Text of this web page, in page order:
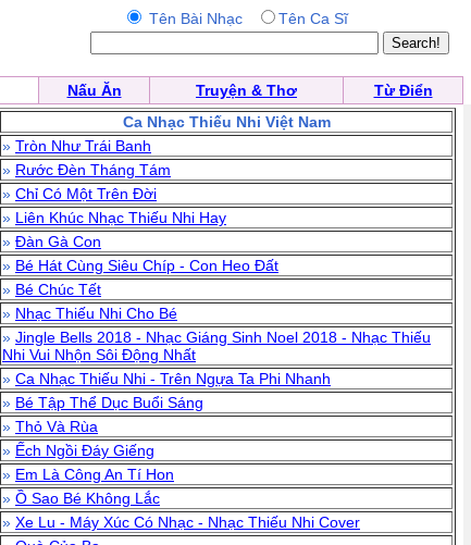
Tên Bài Nhạc Tên Ca Sĩ
Nấu Ăn Truyện & Thơ
Từ Điển
Ca Nhạc Thiếu Nhi Việt Nam
» Tròn Như Trái Banh
» Rước Đèn Tháng Tám
» Chỉ Có Một Trên Đời
» Liên Khúc Nhạc Thiếu Nhi Hay
» Đàn Gà Con
» Bé Hát Cùng Siêu Chíp - Con Heo Đất
» Bé Chúc Tết
» Nhạc Thiếu Nhi Cho Bé
» Jingle Bells 2018 - Nhạc Giáng Sinh Noel 2018 - Nhạc Thiếu
Nhi Vui Nhộn Sôi Động Nhất
» Ca Nhạc Thiếu Nhi - Trên Ngựa Ta Phi Nhanh
» Bé Tập Thể Dục Buổi Sáng
» Thỏ Và Rùa
» Ếch Ngồi Đáy Giếng
» Em Là Công An Tí Hon
» Ồ Sao Bé Không Lắc
» Xe Lu - Máy Xúc Có Nhạc - Nhạc Thiếu Nhi Cover